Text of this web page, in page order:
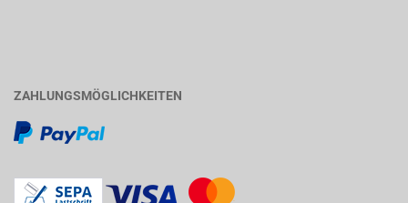
ZAHLUNGSMÖGLICHKEITEN